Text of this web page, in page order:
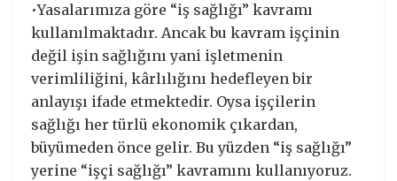
•Yasalarımıza göre “iş sağlığı” kavramı
kullanılmaktadır. Ancak bu kavram işçinin
değil işin sağlığını yani işletmenin
verimliliğini, kârlılığını hedefleyen bir
anlayışı ifade etmektedir. Oysa işçilerin
sağlığı her türlü ekonomik çıkardan,
büyümeden önce gelir. Bu yüzden “iş sağlığı”
yerine “işçi sağlığı” kavramını kullanıyoruz.